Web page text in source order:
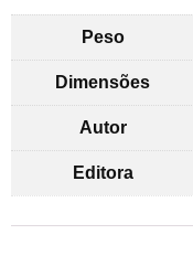
Peso
Dimensões
Autor
Editora